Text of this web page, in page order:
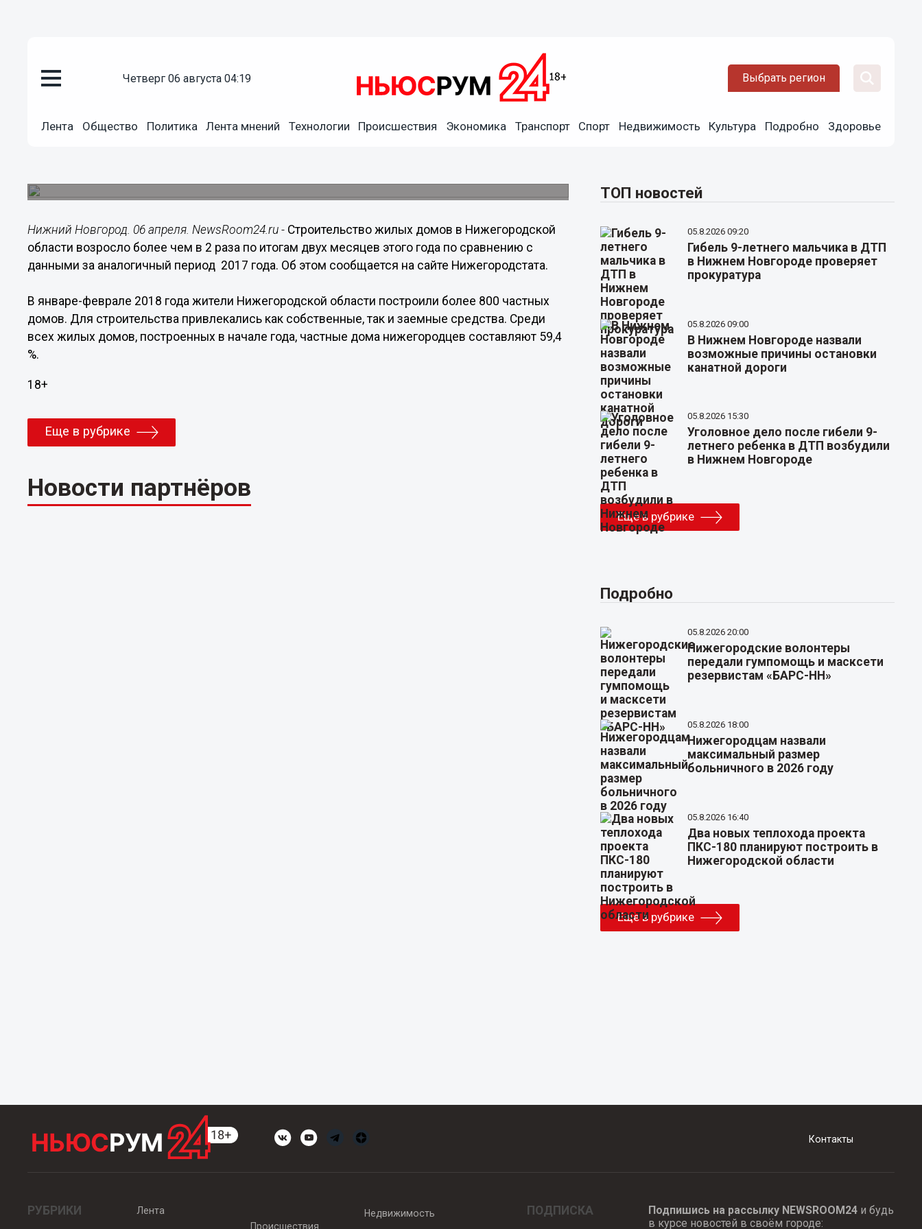
четверг 06 августа 04:19 Выбрать регион
Лента Общество Политика Лента мнений Технологии Происшествия Экономика Транспорт Спорт Недвижимость Культура Подробно Здоровье
Нижегородцы стали строить в 2 раза больше частных
Нижний Новгород. 06 апреля. NewsRoom24.ru - Строительство жилых домов в Нижегородской
области возросло более чем в 2 раза по итогам двух месяцев этого года по сравнению с
данными за аналогичный период 2017 года. Об этом сообщается на сайте Нижегородстата.
В январе-феврале 2018 года жители Нижегородской области построили более 800 частных
домов. Для строительства привлекались как собственные, так и заемные средства. Среди
всех жилых домов, построенных в начале года, частные дома нижегородцев составляют 59,4
%.
18+
Еще в рубрике
Новости партнёров
ТОП новостей
05.8.2026 09:20
Гибель 9-летнего мальчика в ДТП
в Нижнем Новгороде проверяет
прокуратура
05.8.2026 09:00
В Нижнем Новгороде назвали
возможные причины остановки
канатной дороги
05.8.2026 15:30
Уголовное дело после гибели 9-
летнего ребенка в ДТП возбудили
в Нижнем Новгороде
Еще в рубрике
Подробно
05.8.2026 20:00
Нижегородские волонтеры
передали гумпомощь и масксети
резервистам «БАРС-НН»
05.8.2026 18:00
Нижегородцам назвали
максимальный размер
больничного в 2026 году
05.8.2026 16:40
Два новых теплохода проекта
ПКС-180 планируют построить в
Нижегородской области
Еще в рубрике
Контакты
РУБРИКИ
Лента
Происшествия
Недвижимость ПОДПИСКА Подпишись на рассылку NEWSROOM24и будь
в курсе новостей в своём городе: